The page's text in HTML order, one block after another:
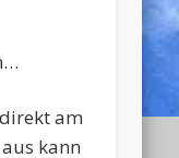
am
kann